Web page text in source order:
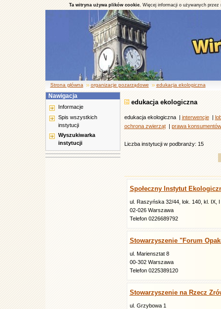
Ta witryna używa plików cookie. Więcej informacji o używanych
Strona główna organizacje pozarządowe edukacja ekologiczna
Nawigacja
Informacje
Spis wszystkich
instytucji
Wyszukiwarka
instytucji
edukacja ekologiczna
edukacja ekologiczna | interwencje|
ochrona zwierząt| prawa konsumentów
Liczba instytucji w podbranży: 15
Społeczny Instytut
ul. Raszyńska 32/44, lok. 140, kl. IX, I
02-026 Warszawa
Telefon 0226689792
Stowarzyszenie "Forum
ul. Mariensztat 8
00-302 Warszawa
Telefon 0225389120
Stowarzyszenie na Rzecz
ul. Grzybowa 1